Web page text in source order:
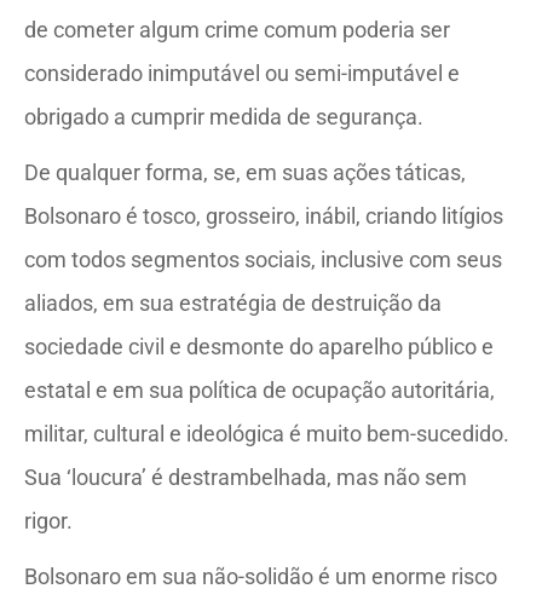
de cometer algum crime comum poderia ser
considerado inimputável ou semi-imputável e
obrigado a cumprir medida de segurança.
De qualquer forma, se, em suas ações táticas,
Bolsonaro é tosco, grosseiro, inábil, criando litígios
com todos segmentos sociais, inclusive com seus
aliados, em sua estratégia de destruição da
sociedade civil e desmonte do aparelho público e
estatal e em sua política de ocupação autoritária,
militar, cultural e ideológica é muito bem-sucedido.
Sua ‘loucura’ é destrambelhada, mas não sem
rigor.
Bolsonaro em sua não-solidão é um enorme risco